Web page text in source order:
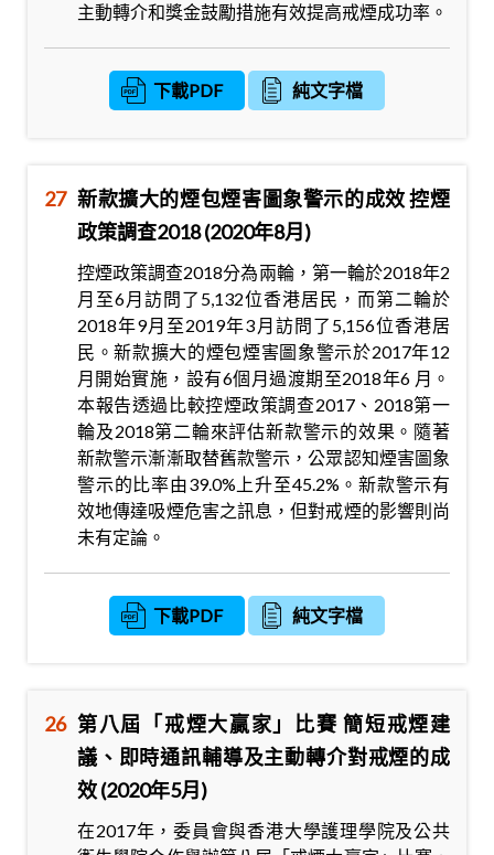
主動轉介和獎金鼓勵措施有效提高戒煙成功率。
下載PDF 純文字檔
27 新款擴大的煙包煙害圖象警示的成效 控煙
政策調查2018 (2020年8月)
控煙政策調查2018分為兩輪，第一輪於2018年2
月至6月訪問了5,132位香港居民，而第二輪於
2018年9月至2019年3月訪問了5,156位香港居
民。新款擴大的煙包煙害圖象警示於2017年12
月開始實施，設有6個月過渡期至2018年6 月。
本報告透過比較控煙政策調查2017、2018第一
輪及2018第二輪來評估新款警示的效果。隨著
新款警示漸漸取替舊款警示，公眾認知煙害圖象
警示的比率由39.0%上升至45.2%。新款警示有
效地傳達吸煙危害之訊息，但對戒煙的影響則尚
未有定論。
下載PDF 純文字檔
26 第八屆「戒煙大贏家」比賽 簡短戒煙建
議、即時通訊輔導及主動轉介對戒煙的成
效 (2020年5月)
在2017年，委員會與香港大學護理學院及公共